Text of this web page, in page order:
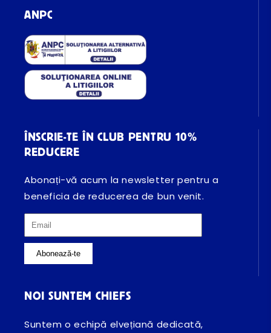
ANPC
ÎNSCRIE-TE ÎN CLUB PENTRU 10%
REDUCERE
Abonați-vă acum la newsletter pentru a
beneficia de reducerea de bun venit.
Abonează-te
NOI SUNTEM CHIEFS
Suntem o echipă elvețiană dedicată,